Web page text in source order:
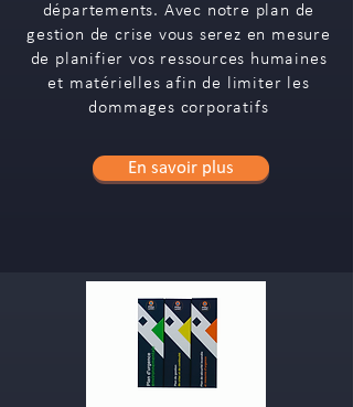
départements. Avec notre plan de
gestion de crise vous serez en mesure
de planifier vos ressources humaines
et matérielles afin de limiter les
dommages corporatifs
En savoir plus